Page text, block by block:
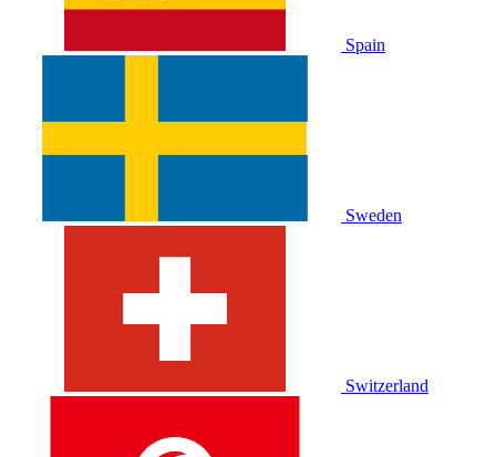
Spain
Sweden
Switzerland